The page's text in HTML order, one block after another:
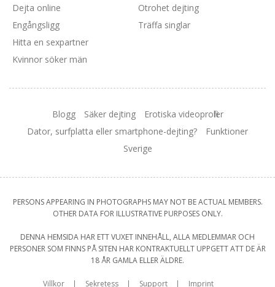
Dejta online
Engångsligg
Hitta en sexpartner
Kvinnor söker män
Otrohet dejting
Träffa singlar
Blogg Säker dejting
Erotiska videoprofiler
Dator, surfplatta eller smartphone-dejting?
Funktioner
Sverige
PERSONS APPEARING IN PHOTOGRAPHS MAY NOT BE ACTUAL MEMBERS.
OTHER DATA FOR ILLUSTRATIVE PURPOSES ONLY.
DENNA HEMSIDA HAR ETT VUXET INNEHÅLL, ALLA MEDLEMMAR OCH
PERSONER SOM FINNS PÅ SITEN HAR KONTRAKTUELLT UPPGETT ATT DE ÄR
18 ÅR GAMLA ELLER ÄLDRE.
Villkor Sekretess Support Imprint